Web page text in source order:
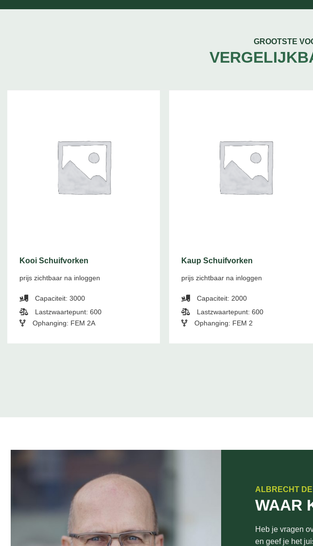
GROOTSTE
Kooi Schuifvorken
prijs zichtbaar na inloggen
Capaciteit: 3000
Lastzwaartepunt: 600
Ophanging: FEM 2A
Kaup Schuifvorken
prijs zichtbaar na inloggen
Capaciteit: 2000
Lastzwaartepunt: 600
Ophanging: FEM 2
ALBRECHT
WAAR
Heb je vragen
en geef je het